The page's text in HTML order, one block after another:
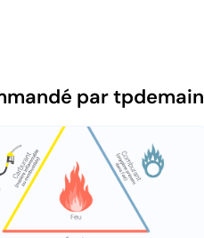
par tpdemain